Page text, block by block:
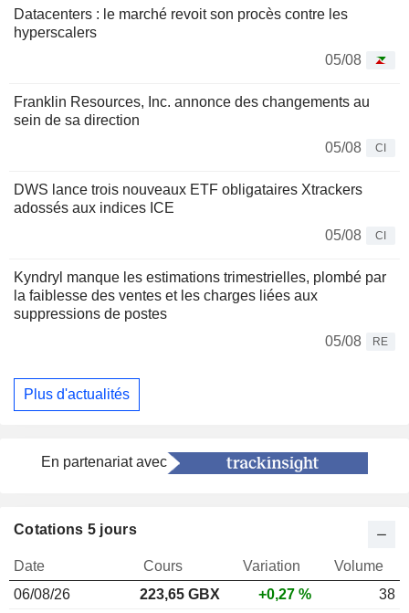
Datacenters : le marché revoit son procès contre les
hyperscalers
05/08
Franklin Resources, Inc. annonce des changements au
sein de sa direction
05/08
CI
DWS lance trois nouveaux ETF obligataires Xtrackers
adossés aux indices ICE
05/08
CI
Kyndryl manque les estimations trimestrielles, plombé par
la faiblesse des ventes et les charges liées aux
suppressions de postes
05/08
RE
Plus d'actualités
En partenariat avec
Cotations 5 jours
Date Cours Variation
Volume
06/08/26
223,65 GBX +0,27 %
38